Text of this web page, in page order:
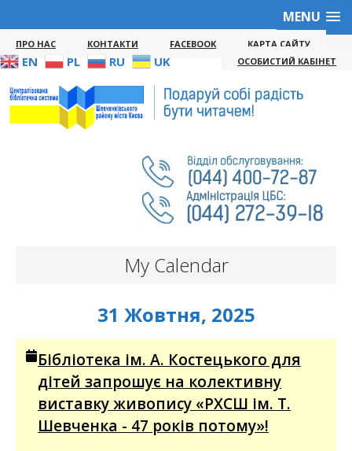
MENU
ПРО НАС КОНТАКТИ FACEBOOK КАРТА САЙТУ
EN PL RU UK ОСОБИСТИЙ КАБІНЕТ
My Calendar
31 Жовтня, 2025
Бібліотека ім. А. Костецького для
дітей запрошує на колективну
виставку живопису «РХСШ ім. Т.
Шевченка - 47 років потому»!